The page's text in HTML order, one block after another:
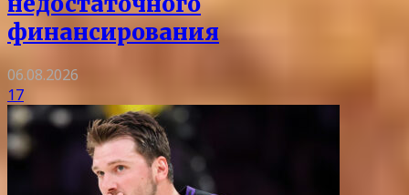
финансирования
06.08.2026
17